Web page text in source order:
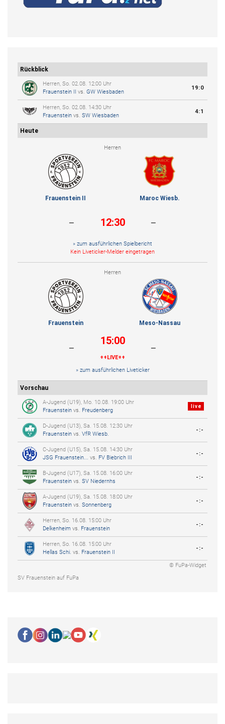
Rückblick
Herren, So. 02.08. 12:00 Uhr
Frauenstein II vs. GW Wiesbaden
19:0
Herren, So. 02.08. 14:30 Uhr
Frauenstein vs. SW Wiesbaden
4:1
Heute
Herren
Frauenstein II Maroc Wiesb.
- 12:30 -
» zum ausführlichen Spielbericht
Kein Liveticker-Melder eingetragen
Herren
Frauenstein Meso-Nassau
- 15:00
++LIVE++ -
» zum ausführlichen Liveticker
Vorschau
A-Jugend (U19), Mo. 10.08. 19:00 Uhr
Frauenstein vs. Freudenberg
live
D-Jugend (U13), Sa. 15.08. 12:30 Uhr
Frauenstein vs. VfR Wiesb.
-:-
C-Jugend (U15), Sa. 15.08. 14:30 Uhr
JSG Frauenstein...
vs. FV Biebrich III
-:-
B-Jugend (U17), Sa. 15.08. 16:00 Uhr
Frauenstein vs. SV Niedernhs
-:-
A-Jugend (U19), Sa. 15.08. 18:00 Uhr
Frauenstein vs. Sonnenberg
-:-
Herren, So. 16.08. 15:00 Uhr
Delkenheim vs. Frauenstein
-:-
Herren, So. 16.08. 15:00 Uhr
Hellas Schi. vs. Frauenstein II
-:-
© FuPa-Widget
SV Frauenstein auf FuPa